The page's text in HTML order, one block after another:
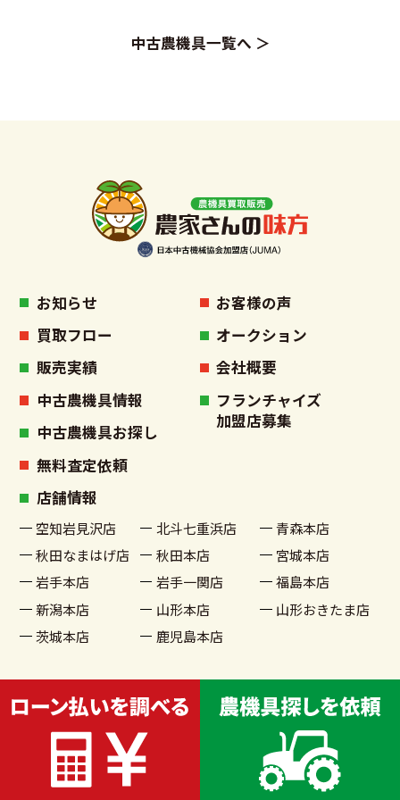
中古農機具一覧へ ＞
お知らせ
買取フロー
販売実績
中古農機具情報
中古農機具お探し
無料査定依頼
お客様の声
オークション
会社概要
フランチャイズ
加盟店募集
店舗情報
空知岩見沢店 北斗七重浜店
青森本店
秋田なまはげ店
秋田本店
宮城本店
岩手本店
岩手一関店
福島本店
新潟本店
山形本店
山形おきたま店
茨城本店
鹿児島本店
古物商許可番号 宮城県公安委員会許可 第221020002199号
© 2022 農機具買取販売 農家さんの味方